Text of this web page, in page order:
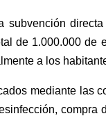
de 1.000.000
a los
mediante las